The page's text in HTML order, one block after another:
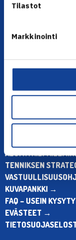
Tilastot
Markkinointi
Olympiastadion,
Toimiston
Muina aikoina
KAIKKI
ALOITA
TENNIKSEN
KUVAPANKKI →
FAQ – USEIN
EVÄSTEET →